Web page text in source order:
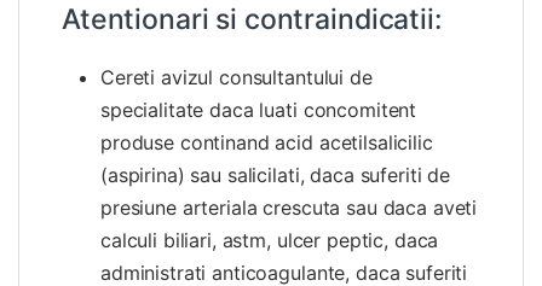
Atentionari si contraindicatii:
Cereti avizul consultantului de
specialitate daca luati concomitent
produse continand acid acetilsalicilic
(aspirina) sau salicilati, daca suferiti de
presiune arteriala crescuta sau daca aveti
calculi biliari, astm, ulcer peptic, daca
administrati anticoagulante, daca suferiti